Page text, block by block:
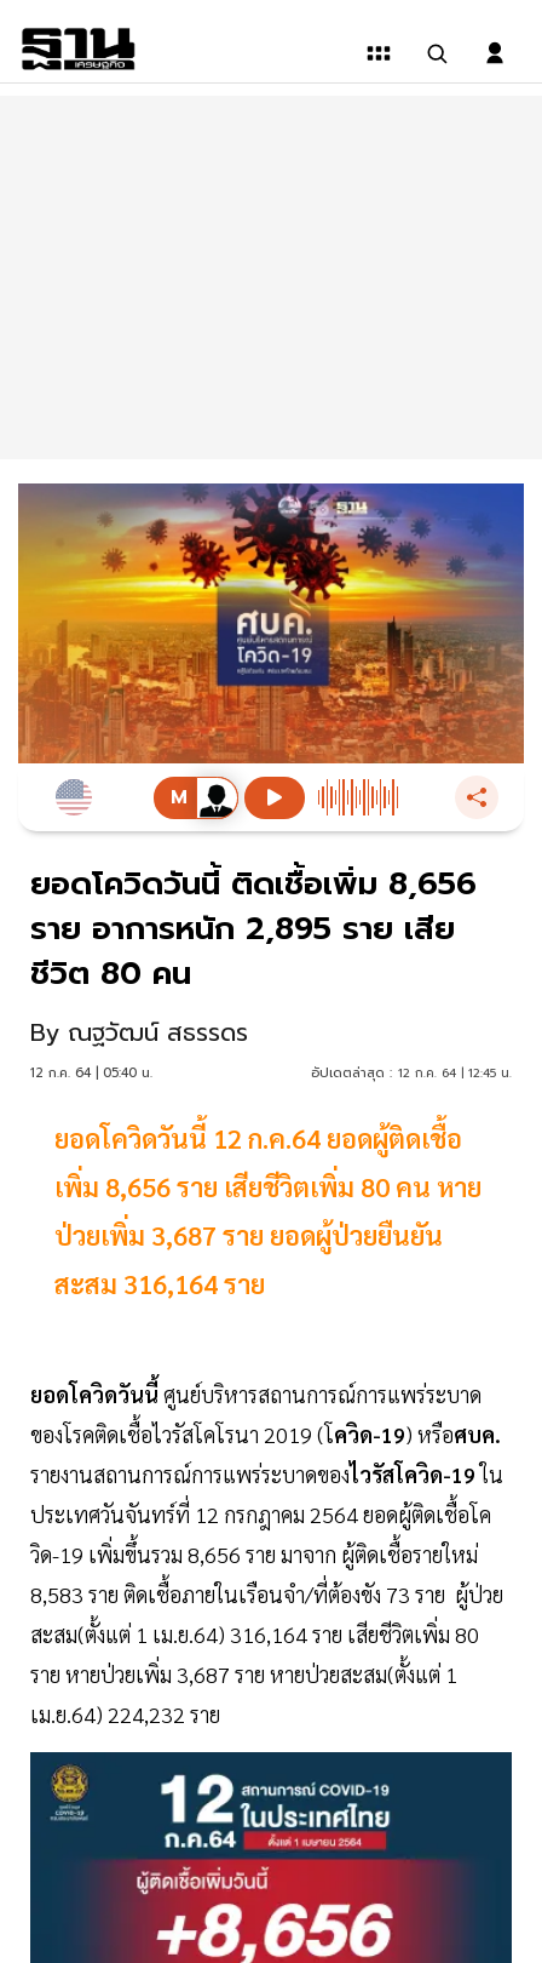
ยอดโควิดวันนี้ ติดเชื้อเพิ่ม 8,656
ราย อาการหนัก 2,895 ราย เสีย
ชีวิต 80 คน
By ณฐวัฒน์ สธรรดร
12 ก.ค. 64 | 05:40 น. อัปเดตล่าสุด : 12 ก.ค. 64 | 12:45 น.
ยอดโควิดวันนี้ 12 ก.ค.64 ยอดผู้ติดเชื้อ
เพิ่ม 8,656 ราย เสียชีวิตเพิ่ม 80 คน หาย
ป่วยเพิ่ม 3,687 ราย ยอดผู้ป่วยยืนยัน
สะสม 316,164 ราย
ยอดโควิดวันนี้ ศูนย์บริหารสถานการณ์การแพร่ระบาด
ของโรคติดเชื้อไวรัสโคโรนา 2019 (โควิด-19) หรือศบค.
รายงานสถานการณ์การแพร่ระบาดของไวรัสโควิด-19ใน
ประเทศวันจันทร์ที่ 12 กรกฎาคม 2564 ยอดผู้ติดเชื้อโค
วิด-19 เพิ่มขึ้นรวม 8,656 ราย มาจาก ผู้ติดเชื้อรายใหม่
8,583 ราย ติดเชื้อภายในเรือนจำ/ที่ต้องขัง 73 ราย ผู้ป่วย
สะสม(ตั้งแต่ 1 เม.ย.64) 316,164 ราย เสียชีวิตเพิ่ม 80
ราย หายป่วยเพิ่ม 3,687 ราย หายป่วยสะสม(ตั้งแต่ 1
เม.ย.64) 224,232 ราย